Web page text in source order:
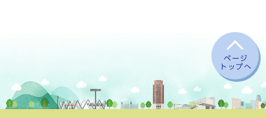
ページ
トップへ